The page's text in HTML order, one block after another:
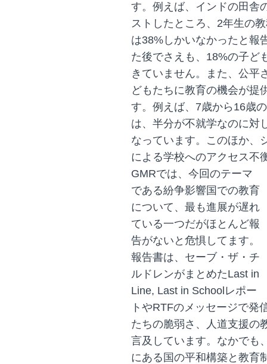
す。例えば、インドの田舎
ストしたところ、2年生の
は38%しかいなかったと報
た後でさえも、18%の子ど
きていません。また、公平
どもたちに教育の機会が提
す。例えば、7歳から16歳
は、半分が不就学なのに対
なっています。このほか、
による学校へのアクセス不
GMRでは、今回のテーマ
である紛争影響国での教育
について、最も進展が遅れ
ている一つだがほとんど報
告がないと危惧してます。
報告書は、セーブ・ザ・チ
ルドレンがまとめたLast in
Line, Last in Schoolレポー
トやRTFのメッセージで発
たちの脆弱さ、人道支援の
言及しています。なかでも
にある国の平和構築と教育